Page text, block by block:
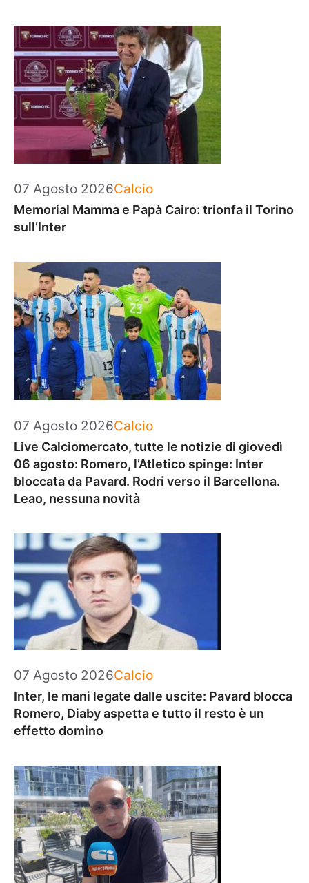
07 Agosto 2026Categorie
Calcio
Memorial Mamma e Papà Cairo: trionfa il Torino
sull’Inter
07 Agosto 2026Categorie
Calcio
Live Calciomercato, tutte le notizie di giovedì
06 agosto: Romero, l’Atletico spinge: Inter
bloccata da Pavard. Rodri verso il Barcellona.
Leao, nessuna novità
07 Agosto 2026Categorie
Calcio
Inter, le mani legate dalle uscite: Pavard blocca
Romero, Diaby aspetta e tutto il resto è un
effetto domino